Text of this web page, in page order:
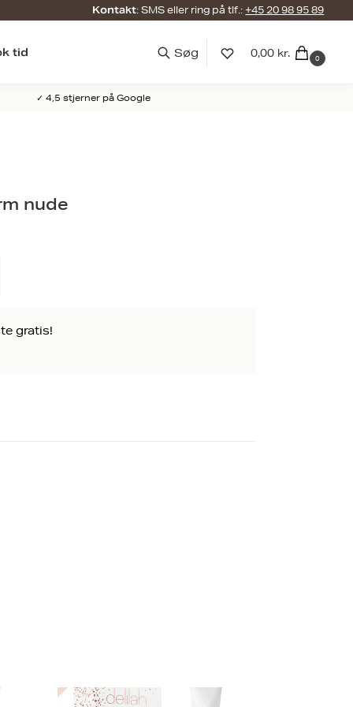
Kontakt: SMS eller ring på tlf.: +45 20 98 95 89
tid 0,00 kr. 0
✓ 4,5 stjerner på Google
nude
gratis!